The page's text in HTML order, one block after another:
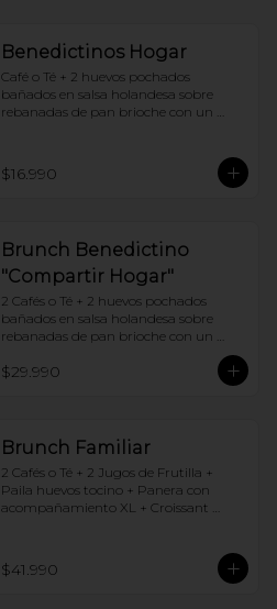
Benedictinos Hogar
Café o Té + 2 huevos pochados
bañados en salsa holandesa sobre
rebanadas de pan brioche con un
$16.990
Brunch Benedictino
"Compartir Hogar"
2 Cafés o Té + 2 huevos pochados
bañados en salsa holandesa sobre
rebanadas de pan brioche con un
ingrediente de tu elección + Tostadas
francesas + Croissant de tu elección
$29.990
Brunch Familiar
2 Cafés o Té + 2 Jugos de Frutilla +
Paila huevos tocino + Panera con
acompañamiento XL + Croissant
$41.990